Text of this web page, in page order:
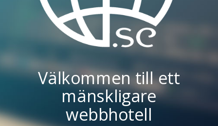
Välkommen till ett
mänskligare
webbhotell